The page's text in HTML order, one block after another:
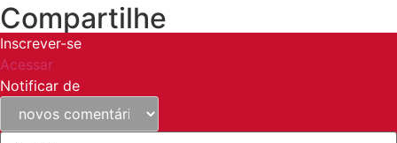
Compartilhe
Inscrever-se
Acessar
Notificar de